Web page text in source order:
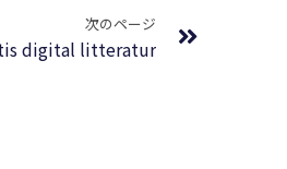
次のページ
digital litteratur